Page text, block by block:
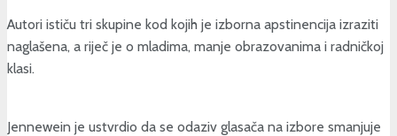
Autori ističu tri skupine kod kojih je izborna apstinencija izraziti
naglašena, a riječ je o mladima, manje obrazovanima i radničkoj
klasi.
Jennewein je ustvrdio da se odaziv glasača na izbore smanjuje